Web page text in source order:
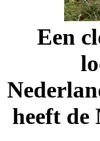
Een
heeft de